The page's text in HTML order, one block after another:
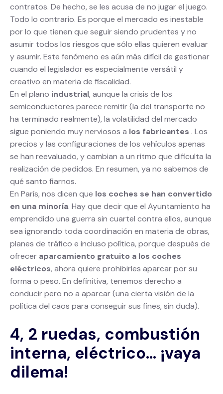
contratos. De hecho, se les acusa de no jugar el juego.
Todo lo contrario. Es porque el mercado es inestable
por lo que tienen que seguir siendo prudentes y no
asumir todos los riesgos que sólo ellas quieren evaluar
y asumir. Este fenómeno es aún más difícil de gestionar
cuando el legislador es especialmente versátil y
creativo en materia de fiscalidad.
En el plano industrial, aunque la crisis de los
semiconductores parece remitir (la del transporte no
ha terminado realmente), la volatilidad del mercado
sigue poniendo muy nerviosos a los fabricantes . Los
precios y las configuraciones de los vehículos apenas
se han reevaluado, y cambian a un ritmo que dificulta la
realización de pedidos. En resumen, ya no sabemos de
qué santo fiarnos.
En París, nos dicen que los coches se han convertido
en una minoría. Hay que decir que el Ayuntamiento ha
emprendido una guerra sin cuartel contra ellos, aunque
sea ignorando toda coordinación en materia de obras,
planes de tráfico e incluso política, porque después de
ofrecer aparcamiento gratuito a los coches
eléctricos, ahora quiere prohibirles aparcar por su
forma o peso. En definitiva, tenemos derecho a
conducir pero no a aparcar (una cierta visión de la
política del caos para conseguir sus fines, sin duda).
4, 2 ruedas, combustión
interna, eléctrico... ¡vaya
dilema!